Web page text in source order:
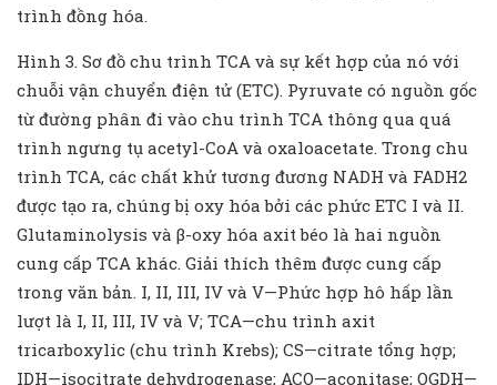
trình đồng hóa.
Hình 3. Sơ đồ chu trình TCA và sự kết hợp của nó với
chuỗi vận chuyển điện tử (ETC). Pyruvate có nguồn gốc
từ đường phân đi vào chu trình TCA thông qua quá
trình ngưng tụ acetyl-CoA và oxaloacetate. Trong chu
trình TCA, các chất khử tương đương NADH và FADH2
được tạo ra, chúng bị oxy hóa bởi các phức ETC I và II.
Glutaminolysis và β-oxy hóa axit béo là hai nguồn
cung cấp TCA khác. Giải thích thêm được cung cấp
trong văn bản. I, II, III, IV và V—Phức hợp hô hấp lần
lượt là I, II, III, IV và V; TCA—chu trình axit
tricarboxylic (chu trình Krebs); CS—citrate tổng hợp;
IDH—isocitrate dehydrogenase; ACO—aconitase; OGDH—